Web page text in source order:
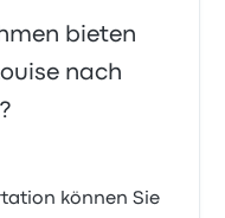
bieten
nach
können Sie